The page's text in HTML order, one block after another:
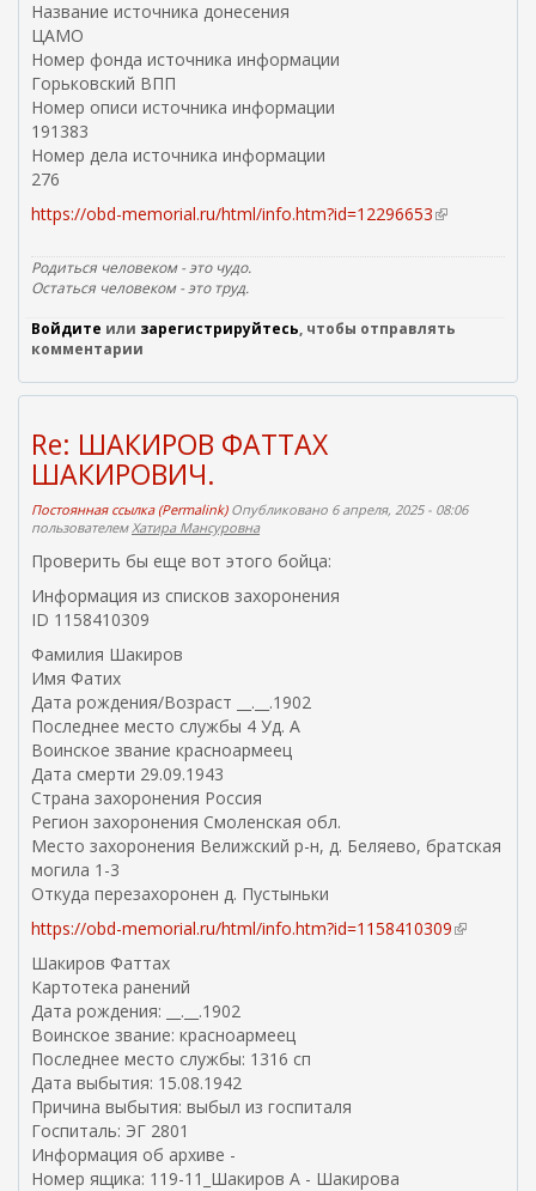
Название источника донесения
ЦАМО
Номер фонда источника информации
Горьковский ВПП
Номер описи источника информации
191383
Номер дела источника информации
276
https://obd-memorial.ru/html/info.htm?id=12296653(
н
н
я
к
Родиться человеком - это чудо.
Остаться человеком - это труд.
Войдите или зарегистрируйтесь, чтобы отправлять
комментарии
Re: ШАКИРОВ ФАТТАХ
ШАКИРОВИЧ.
Постоянная ссылка (Permalink)Опубликовано 6 апреля, 2025 - 08:06
пользователемХатира Мансуровна
Проверить бы еще вот этого бойца:
Информация из списков захоронения
ID 1158410309
Фамилия Шакиров
Имя Фатих
Дата рождения/Возраст __.__.1902
Последнее место службы 4 Уд. А
Воинское звание красноармеец
Дата смерти 29.09.1943
Страна захоронения Россия
Регион захоронения Смоленская обл.
Место захоронения Велижский р-н, д. Беляево, братская
могила 1-3
Откуда перезахоронен д. Пустыньки
https://obd-memorial.ru/html/info.htm?id=1158410309(
Шакиров Фаттах
Картотека ранений
Дата рождения: __.__.1902
Воинское звание: красноармеец
Последнее место службы: 1316 сп
Дата выбытия: 15.08.1942
Причина выбытия: выбыл из госпиталя
Госпиталь: ЭГ 2801
Информация об архиве -
Номер ящика: 119-11_Шакиров А - Шакирова